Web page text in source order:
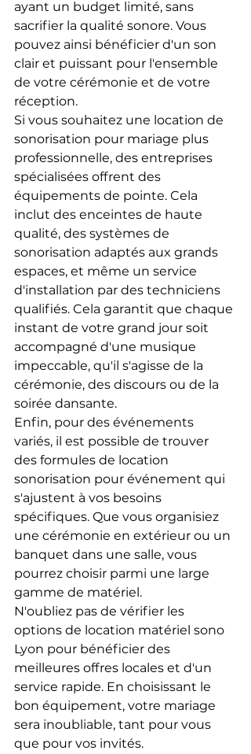
ayant un budget limité, sans
sacrifier la qualité sonore. Vous
pouvez ainsi bénéficier d'un son
clair et puissant pour l'ensemble
de votre cérémonie et de votre
réception.
Si vous souhaitez une location de
sonorisation pour mariage plus
professionnelle, des entreprises
spécialisées offrent des
équipements de pointe. Cela
inclut des enceintes de haute
qualité, des systèmes de
sonorisation adaptés aux grands
espaces, et même un service
d'installation par des techniciens
qualifiés. Cela garantit que chaque
instant de votre grand jour soit
accompagné d'une musique
impeccable, qu'il s'agisse de la
cérémonie, des discours ou de la
soirée dansante.
Enfin, pour des événements
variés, il est possible de trouver
des formules de location
sonorisation pour événement qui
s'ajustent à vos besoins
spécifiques. Que vous organisiez
une cérémonie en extérieur ou un
banquet dans une salle, vous
pourrez choisir parmi une large
gamme de matériel.
N'oubliez pas de vérifier les
options de location matériel sono
Lyon pour bénéficier des
meilleures offres locales et d'un
service rapide. En choisissant le
bon équipement, votre mariage
sera inoubliable, tant pour vous
que pour vos invités.